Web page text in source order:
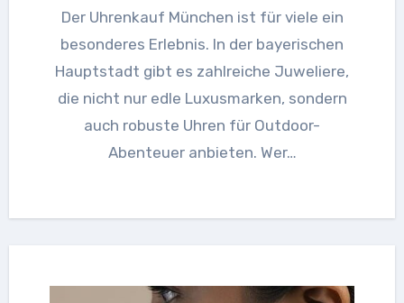
Der Uhrenkauf München ist für viele ein
besonderes Erlebnis. In der bayerischen
Hauptstadt gibt es zahlreiche Juweliere,
die nicht nur edle Luxusmarken, sondern
auch robuste Uhren für Outdoor-
Abenteuer anbieten. Wer…